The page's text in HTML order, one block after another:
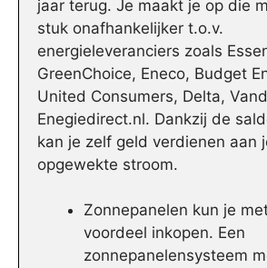
jaar terug. Je maakt je op die
stuk onafhankelijker t.o.v.
energieleveranciers zoals
GreenChoice, Eneco, Budget
United Consumers, Delta,
Enegiedirect.nl. Dankzij de
kan je zelf geld verdienen aan
opgewekte stroom.
Zonnepanelen kun je
voordeel inkopen. Een
zonnepanelensysteem